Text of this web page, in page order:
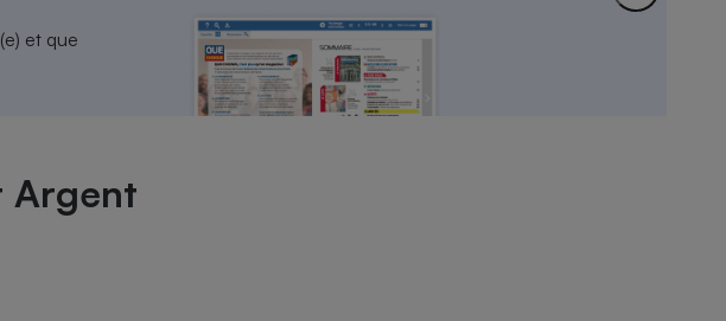
et que
Argent